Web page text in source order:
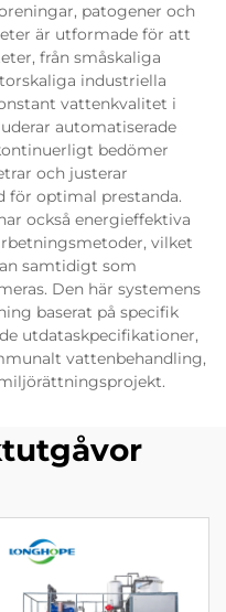
patogener och
är utformade för att
från småskaliga
industriella
vattenkvalitet i
automatiserade
bedömer
och justerar
för optimal prestanda.
också energieffektiva
vilket
samtidigt som
Den här systemens
baserat på specifik
utdataskpecifikationer,
vattenbehandling,